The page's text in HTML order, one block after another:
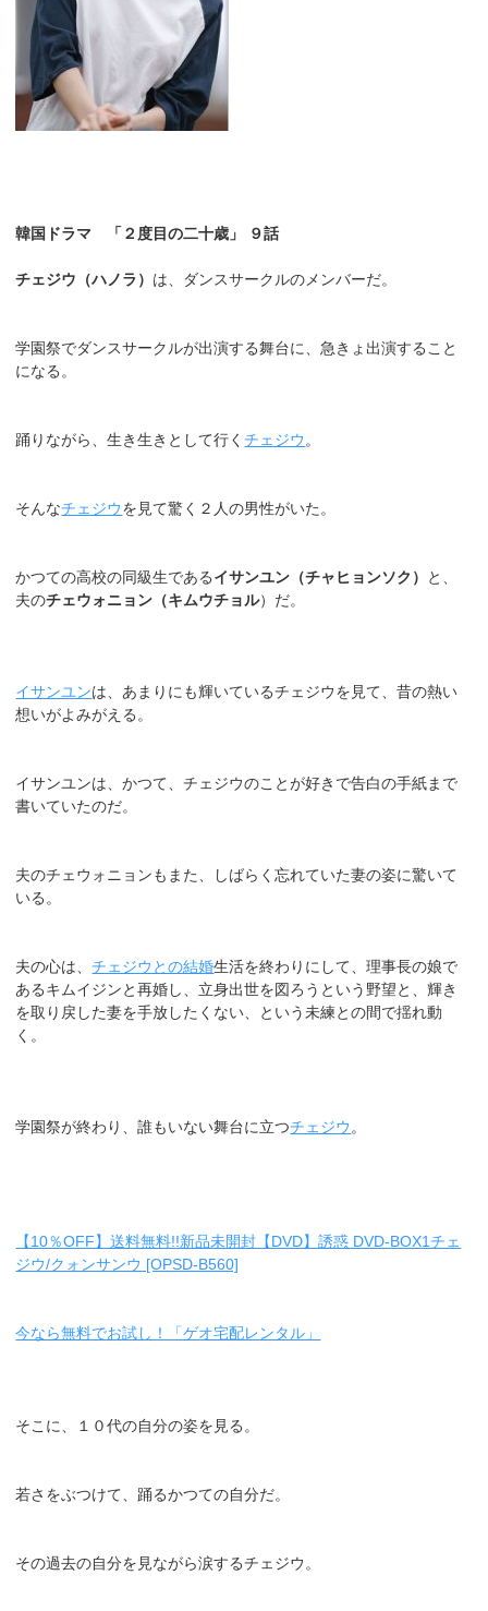
韓国ドラマ 「２度目の二十歳」 ９話
チェジウ（ハノラ） は、ダンスサークルのメンバーだ。
学園祭でダンスサークルが出演する舞台に、急きょ出演すること
になる。
踊りながら、生き生きとして行くチェジウ。
そんなチェジウを見て驚く２人の男性がいた。
かつての高校の同級生であるイサンユン（チャヒョンソク） と、
夫のチェウォニョン（キムウチョル）だ。
イサンユンは、あまりにも輝いているチェジウを見て、昔の熱い
想いがよみがえる。
イサンユンは、かつて、チェジウのことが好きで告白の手紙まで
書いていたのだ。
夫のチェウォニョンもまた、しばらく忘れていた妻の姿に驚いて
いる。
夫の心は、チェジウとの結婚生活を終わりにして、理事長の娘で
あるキムイジンと再婚し、立身出世を図ろうという野望と、輝き
を取り戻した妻を手放したくない、という未練との間で揺れ動
く。
学園祭が終わり、誰もいない舞台に立つチェジウ。
【10％OFF】送料無料!!新品未開封【DVD】誘惑 DVD-BOX1チェ
ジウ/クォンサンウ [OPSD-B560]
今なら無料でお試し！「ゲオ宅配レンタル」
そこに、１０代の自分の姿を見る。
若さをぶつけて、踊るかつての自分だ。
その過去の自分を見ながら涙するチェジウ。